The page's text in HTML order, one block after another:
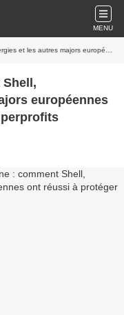
MENU
ont réussi à protéger leurs superprofits
Shell,
européennes